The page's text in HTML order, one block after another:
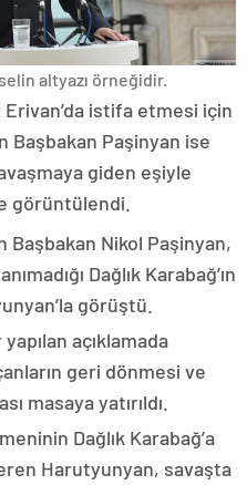
altyazı örneğidir.
istifa etmesi için
Başbakan Paşinyan ise
giden eşiyle
görüntülendi.
Başbakan Nikol Paşinyan,
Dağlık Karabağ’ın
görüştü.
açıklamada
geri dönmesi ve
masaya yatırıldı.
Dağlık Karabağ’a
Harutyunyan, savaşta